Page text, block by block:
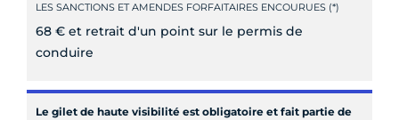
LES SANCTIONS ET AMENDES FORFAITAIRES ENCOURUES (*)
68 € et retrait d'un point sur le permis de
conduire
Le gilet de haute visibilité est obligatoire et fait partie de